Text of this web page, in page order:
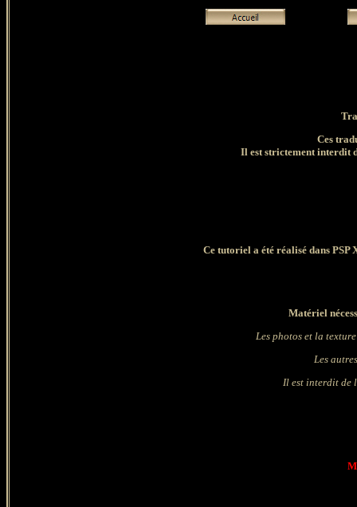
Ces
Il est strictement interdit
Ce tutoriel a été réalisé dans PSP
Matériel
Les photos et la
Les
Il est interdit de